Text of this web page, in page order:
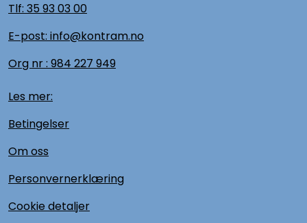
Tlf: 35 93 03 00
E-post: info@kontram.no
Org nr : 984 227 949
Les mer:
Betingelser
Om oss
Personvernerklæring
Cookie detaljer